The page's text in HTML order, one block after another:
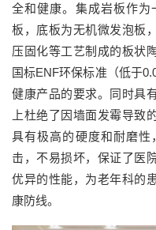
全和健康。集成岩板作
板，底板为无机微发泡板
压固化等工艺制成的板状
国标ENF环保标准（低于
健康产品的要求。同时具
上杜绝了因墙面发霉导致
具有极高的硬度和耐磨
击，不易损坏，保证了医
优异的性能，为老年科的
康防线。